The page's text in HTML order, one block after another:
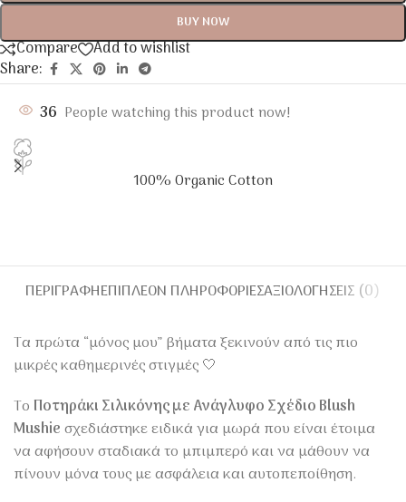
BUY NOW
Compare
Add to wishlist
Share:
36 People watching this product now!
100% Organic Cotton
ΠΕΡΙΓΡΑΦΉΕΠΙΠΛΈΟΝ ΠΛΗΡΟΦΟΡΊΕΣΑΞΙΟΛΟΓΉΣΕΙΣ (0)
Τα πρώτα “μόνος μου” βήματα ξεκινούν από τις πιο
μικρές καθημερινές στιγμές 🤍
Το Ποτηράκι Σιλικόνης με Ανάγλυφο Σχέδιο Blush
Mushieσχεδιάστηκε ειδικά για μωρά που είναι έτοιμα
να αφήσουν σταδιακά το μπιμπερό και να μάθουν να
πίνουν μόνα τους με ασφάλεια και αυτοπεποίθηση.